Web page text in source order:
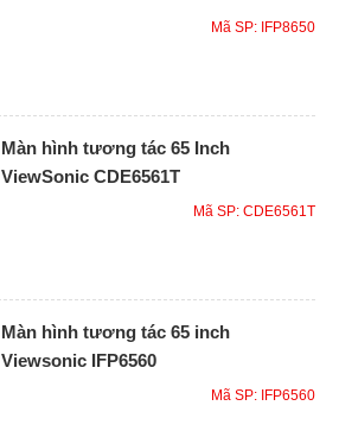
Mã SP: IFP8650
Màn hình tương tác 65 Inch
ViewSonic CDE6561T
Mã SP: CDE6561T
Màn hình tương tác 65 inch
Viewsonic IFP6560
Mã SP: IFP6560